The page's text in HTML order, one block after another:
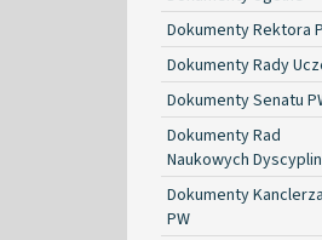
Dokumenty Rektora
Dokumenty Rady
Dokumenty Senatu
Dokumenty Rad
Naukowych Dyscyplin
Dokumenty Kanclerza
PW